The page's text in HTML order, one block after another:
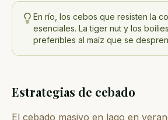
En río, los cebos que resisten la
esenciales. La tiger nut y los
preferibles al maíz que se
Estrategias de cebado
El cebado masivo en lago en